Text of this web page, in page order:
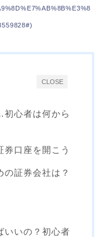
CLOSE
心者は何から
口座を開こう
証券会社は？
いいの？初心者